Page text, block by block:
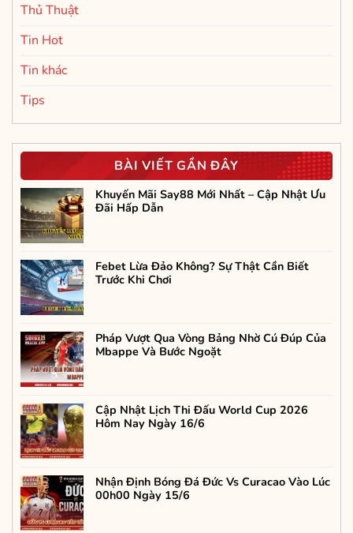
Thủ Thuật
Tin Hot
Tin khác
Tips
BÀI VIẾT GẦN ĐÂY
Khuyến Mãi Say88 Mới Nhất – Cập Nhật Ưu
Đãi Hấp Dẫn
Febet Lừa Đảo Không? Sự Thật Cần Biết
Trước Khi Chơi
Pháp Vượt Qua Vòng Bảng Nhờ Cú Đúp Của
Mbappe Và Bước Ngoặt
Cập Nhật Lịch Thi Đấu World Cup 2026
Hôm Nay Ngày 16/6
Nhận Định Bóng Đá Đức Vs Curacao Vào Lúc
00h00 Ngày 15/6